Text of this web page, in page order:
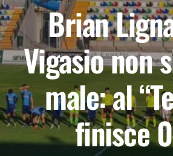
Brian
Vigasio non
male: al
finisce